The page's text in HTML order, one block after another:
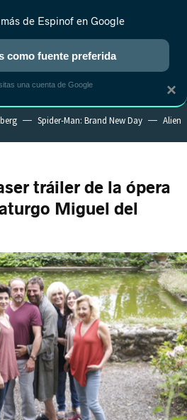
NUEVO
ANIME RANKINGS CINE
Spider-Man: Brand New Day Alien
tráiler de la ópera
Miguel del
×
de Espinof en Google
como fuente preferida
una cuenta de Google